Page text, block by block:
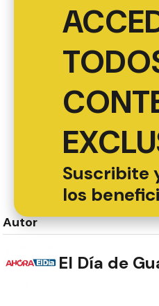
Suscribite
los
Autor
El Día de